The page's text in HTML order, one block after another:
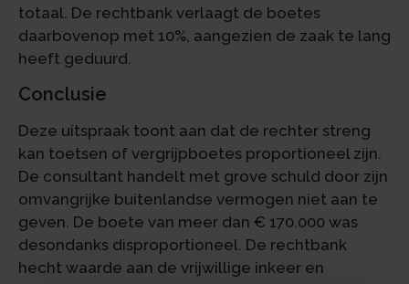
totaal. De rechtbank verlaagt de boetes
daarbovenop met 10%, aangezien de zaak te lang
heeft geduurd.
Conclusie
Deze uitspraak toont aan dat de rechter streng
kan toetsen of vergrijpboetes proportioneel zijn.
De consultant handelt met grove schuld door zijn
omvangrijke buitenlandse vermogen niet aan te
geven. De boete van meer dan € 170.000 was
desondanks disproportioneel. De rechtbank
hecht waarde aan de vrijwillige inkeer en